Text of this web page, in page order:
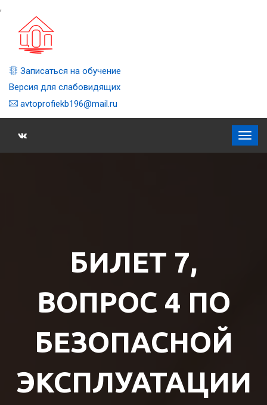
,
Записаться на обучение
Версия для слабовидящих
avtoprofiekb196@mail.ru
БИЛЕТ 7,
ВОПРОС 4 ПО
БЕЗОПАСНОЙ
ЭКСПЛУАТАЦИИ